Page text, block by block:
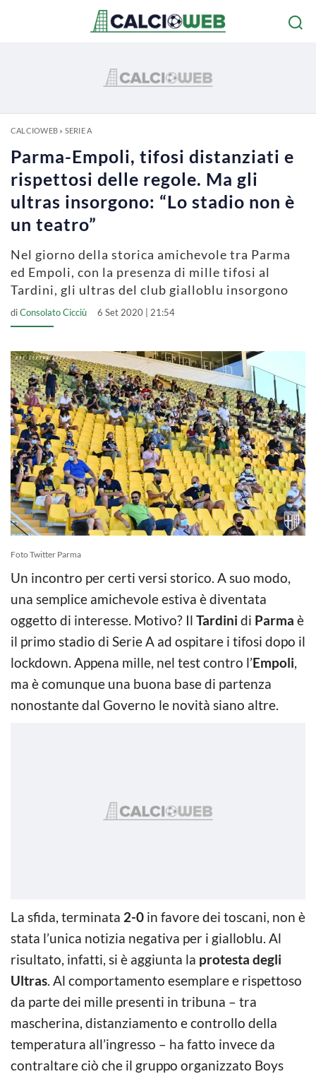
CALCIOWEB» SERIE A
Parma-Empoli, tifosi distanziati e
rispettosi delle regole. Ma gli
ultras insorgono: “Lo stadio non è
un teatro”
Nel giorno della storica amichevole tra Parma
ed Empoli, con la presenza di mille tifosi al
Tardini, gli ultras del club gialloblu insorgono
diConsolato Cicciù 6 Set 2020 | 21:54
Foto Twitter Parma
Un incontro per certi versi storico. A suo modo,
una semplice amichevole estiva è diventata
oggetto di interesse. Motivo? Il Tardini di Parma è
il primo stadio di Serie A ad ospitare i tifosi dopo il
lockdown. Appena mille, nel test contro l’Empoli,
ma è comunque una buona base di partenza
nonostante dal Governo le novità siano altre.
La sfida, terminata 2-0 in favore dei toscani, non è
stata l’unica notizia negativa per i gialloblu. Al
risultato, infatti, si è aggiunta la protesta degli
Ultras. Al comportamento esemplare e rispettoso
da parte dei mille presenti in tribuna – tra
mascherina, distanziamento e controllo della
temperatura all’ingresso – ha fatto invece da
contraltare ciò che il gruppo organizzato Boys